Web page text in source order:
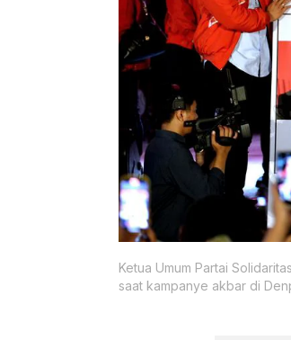
Ketua Umum Partai
saat kampanye akbar di